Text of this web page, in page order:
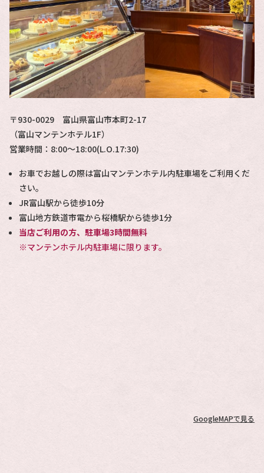
〒930-0029 富山県富山市本町2-17
（富山マンテンホテル1F）
営業時間：8:00〜18:00(L.O.17:30)
お車でお越しの際は富山マンテンホテル内駐車場をご利用くだ
さい。
JR富山駅から徒歩10分
富山地方鉄道市電から桜橋駅から徒歩1分
当店ご利用の方、駐車場3時間無料
※マンテンホテル内駐車場に限ります。
GoogleMAPで見る